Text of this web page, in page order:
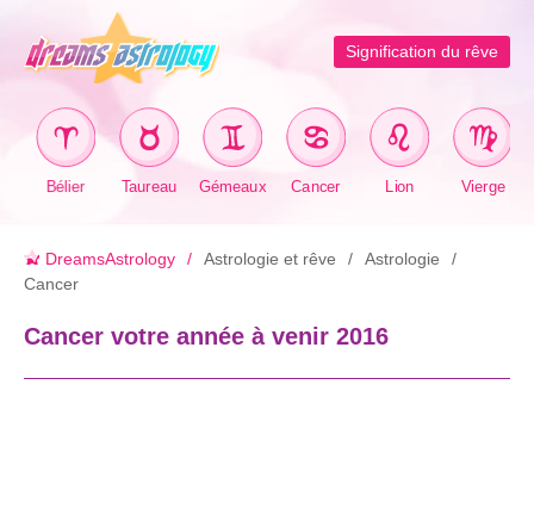
Signification du rêve
Bélier Taureau Gémeaux Cancer Lion Vierge
DreamsAstrology Astrologie et rêve
Astrologie
Cancer
Cancer votre année à venir 2016